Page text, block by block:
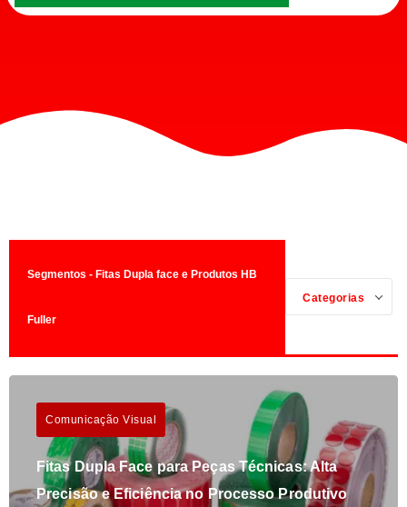
Segmentos - Fitas Dupla face e Produtos HB
Fuller
Categorias
Comunicação Visual
Fitas Dupla Face para Peças Técnicas: Alta
Precisão e Eficiência no Processo Produtivo